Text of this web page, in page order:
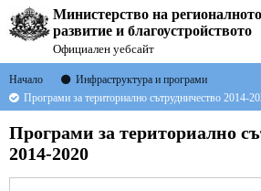
Министерство на регионалното
развитие и благоустройството
Официален уебсайт
Начало
Инфраструктура и програми
Програми за териториално сътрудничество 2014-
Програми за териториално
2014-2020